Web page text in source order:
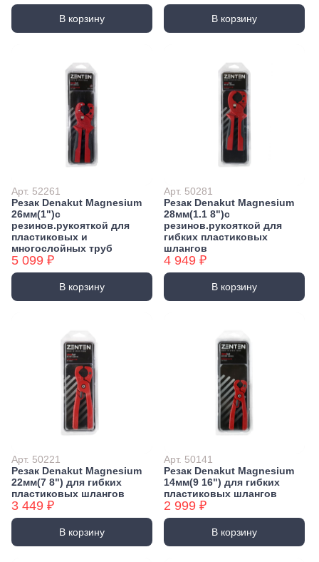
В корзину В корзину
Арт. 52261
Резак Denakut Magnesium
26мм(1")с
резинов.рукояткой для
пластиковых и
многослойных труб
5 099 ₽
В корзину
Арт. 50281
Резак Denakut Magnesium
28мм(1.1 8")с
резинов.рукояткой для
гибких пластиковых
шлангов
4 949 ₽
В корзину
Арт. 50221
Резак Denakut Magnesium
22мм(7 8") для гибких
пластиковых шлангов
3 449 ₽
В корзину
Арт. 50141
Резак Denakut Magnesium
14мм(9 16") для гибких
пластиковых шлангов
2 999 ₽
В корзину